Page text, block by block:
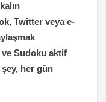
Twitter veya e-
Sudoku aktif
her gün